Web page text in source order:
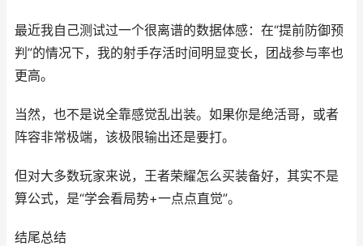
最近我自己测试过一个很离谱的数据体感：在“提前防御预
判”的情况下，我的射手存活时间明显变长，团战参与率也
更高。
当然，也不是说全靠感觉乱出装。如果你是绝活哥，或者
阵容非常极端，该极限输出还是要打。
但对大多数玩家来说，王者荣耀怎么买装备好，其实不是
算公式，是“学会看局势+一点点直觉”。
结尾总结